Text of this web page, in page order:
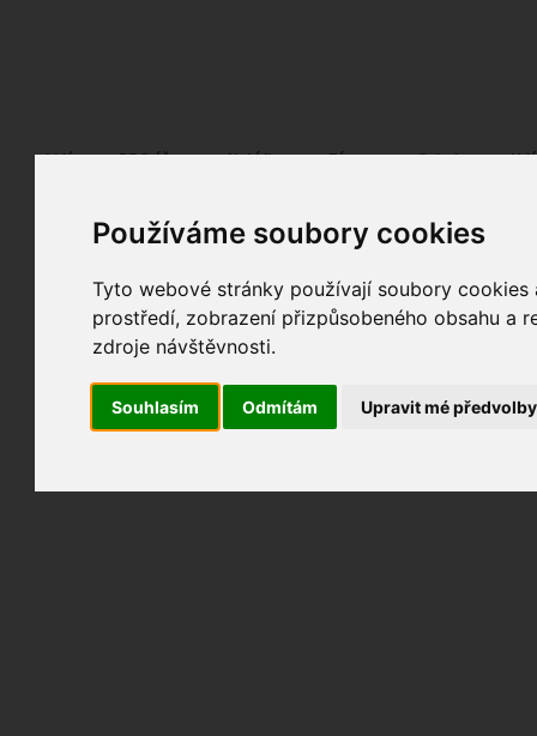
Používáme soubory cookies
Tyto webové stránky používají soubory
prostředí, zobrazení přizpůsobeného obsahu a
zdroje návštěvnosti.
Souhlasím Odmítám Upravit mé předvolby
Lidé PRO účet Nabídky Fórum Galerie